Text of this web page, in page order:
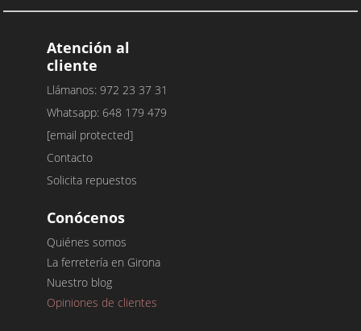
Atención al
cliente
Llámanos: 972 23 37 31
Whatsapp: 648 179 479
[email protected]
Contacto
Solicita repuestos
Conócenos
Quiénes somos
La ferretería en Girona
Nuestro blog
Opiniones de clientes